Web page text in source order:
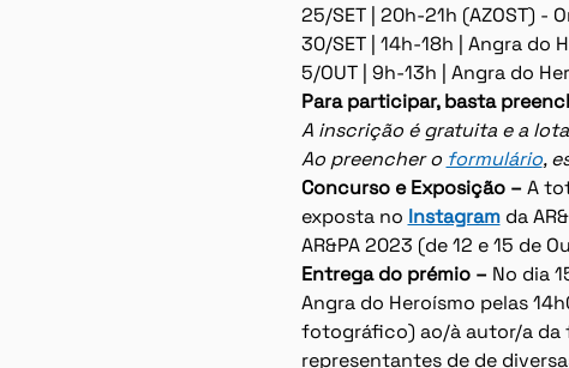
25/SET | 20h-21h (AZOST) -
30/SET | 14h-18h | Angra do
5/OUT | 9h-13h | Angra do
Para participar, basta
A inscrição é gratuita e a
Ao preencher o formulário,
Concurso e Exposição – A
exposta no Instagram da
AR&PA 2023 (de 12 e 15 de
Entrega do prémio – No dia
Angra do Heroísmo pelas
fotográfico) ao/à autor/a da
representantes de de